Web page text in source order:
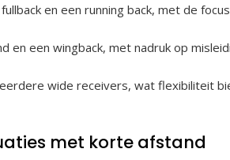
en een running back, met de
en een wingback, met nadruk op
wide receivers, wat flexibiliteit
met korte afstand